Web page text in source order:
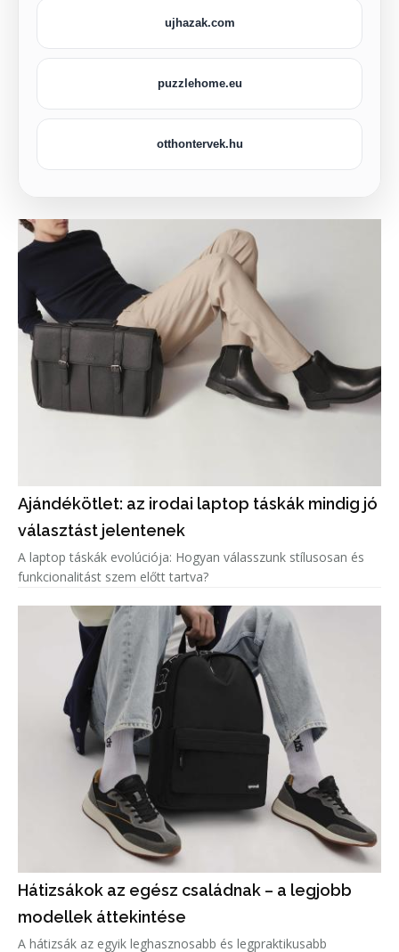
ujhazak.com
puzzlehome.eu
otthontervek.hu
Ajándékötlet: az irodai laptop táskák mindig jó
választást jelentenek
A laptop táskák evolúciója: Hogyan válasszunk stílusosan és
funkcionalitást szem előtt tartva?
Hátizsákok az egész családnak – a legjobb
modellek áttekintése
A hátizsák az egyik leghasznosabb és legpraktikusabb